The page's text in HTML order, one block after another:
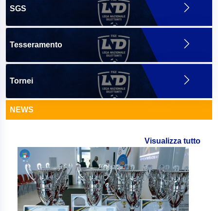
SGS
Tesseramento
Tornei
NEWS
Visualizza tutto